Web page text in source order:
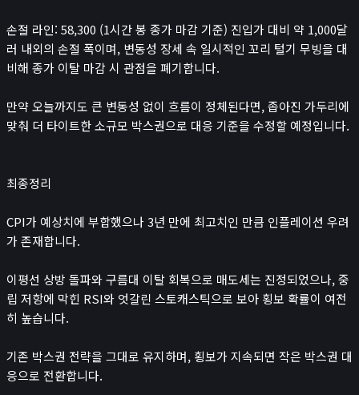
손절 라인: 58,300 (1시간 봉 종가 마감 기준) 진입가 대비 약 1,000달
러 내외의 손절 폭이며, 변동성 장세 속 일시적인 꼬리 털기 무빙을 대
비해 종가 이탈 마감 시 관점을 폐기합니다.
만약 오늘까지도 큰 변동성 없이 흐름이 정체된다면, 좁아진 가두리에
맞춰 더 타이트한 소규모 박스권으로 대응 기준을 수정할 예정입니다.
최종정리
CPI가 예상치에 부합했으나 3년 만에 최고치인 만큼 인플레이션 우려
가 존재합니다.
이평선 상방 돌파와 구름대 이탈 회복으로 매도세는 진정되었으나, 중
립 저항에 막힌 RSI와 엇갈린 스토캐스틱으로 보아 횡보 확률이 여전
히 높습니다.
기존 박스권 전략을 그대로 유지하며, 횡보가 지속되면 작은 박스권 대
응으로 전환합니다.